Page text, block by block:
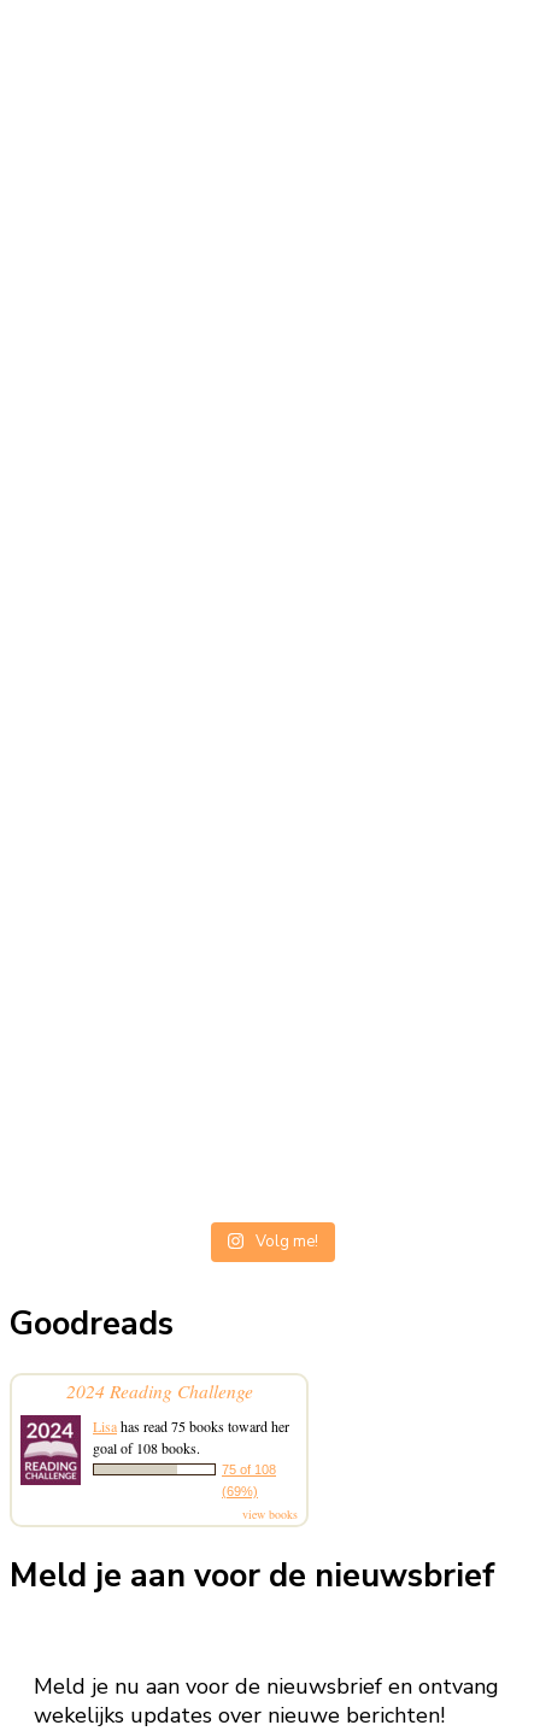
Volg me!
Goodreads
2024 Reading Challenge
Lisahas read 75 books toward her
goal of 108 books.
75 of 108
(69%)
view books
Meld je aan voor de nieuwsbrief
Meld je nu aan voor de nieuwsbrief en ontvang
wekelijks updates over nieuwe berichten!